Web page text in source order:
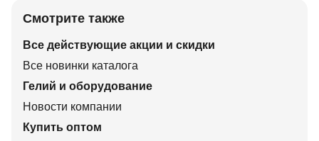
Смотрите также
Все действующие акции и скидки
Все новинки каталога
Гелий и оборудование
Новости компании
Купить оптом